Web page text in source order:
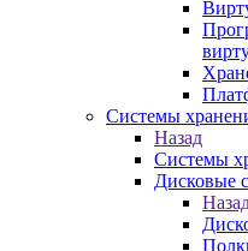
Системы
Назад
Системы
Дисковые